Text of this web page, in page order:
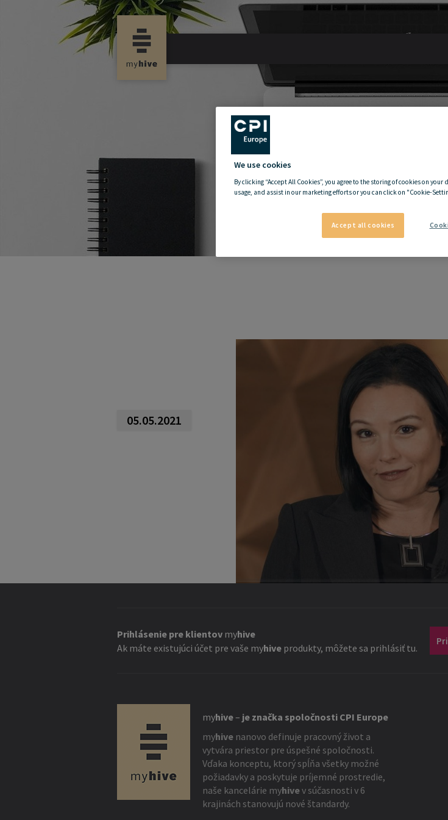
new propertynews
05.05.2021
Prihlásenie pre klientov myhive
Ak máte existujúci účet pre vaše myhive produkty, môžete sa prihlásiť tu.
myhive– je značka spoločnosti CPI Europe
myhive nanovo definuje pracovný život a
vytvára priestor pre úspešné spoločnosti.
Vďaka konceptu, ktorý spĺňa všetky možné
požiadavky a poskytuje príjemné prostredie,
naše kancelárie myhivev súčasnosti v 6
krajinách stanovujú nové štandardy.
We use cookies
By clicking “Accept All Cookies”, you agree to the storing of cookies on
usage, and assist in our marketing efforts or you can click on "Cookie-
Accept all cookies